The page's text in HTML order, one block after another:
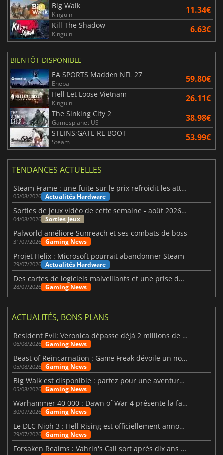
Big Walk
Kinguin 11.34€
Kill The Shadow
Kinguin 6.63€
BIENTÔT DISPONIBLE
EA SPORTS Madden NFL 27
Eneba 59.80€
Hell Let Loose Vietnam
Kinguin 26.11€
The Sinking City 2
Gamesplanet US 38.98€
STEINS;GATE RE BOOT
Steam 53.99€
TENDANCES ACTUELLES
Steam Frame : une fuite sur le prix refroidit les attentes VR
05/08/2026 Actualités Hardware
Sorties de jeux vidéo de cette semaine - août 2026 (semaine 32)
04/08/2026 Sorties Jeux
Palworld améliore Sunreach et ses combats de boss
31/07/2026 Gaming News
Projet Helix : Microsoft pourrait abandonner Steam
29/07/2026 Actualités Hardware
Des cartes de logiciels malveillants et une prise de contrôle de Discord ont touché Meccha Chameleon
28/07/2026 Gaming News
ACTUALITÉS, BONS PLANS
Resident Evil: Veronica dépasse déjà 2 millions de wishlists
06/08/2026 Gaming News
Beast of Reincarnation : Game Freak dévoile un nouveau pari
05/08/2026 Gaming News
Big Walk est disponible : partez pour une aventure entre amis
05/08/2026 Gaming News
Warhammer 40 000 : Dawn of War 4 présente la faction des Nécrons
30/07/2026 Gaming News
Le DLC Nioh 3 : Hell Rising est officiellement annoncé
29/07/2026 Gaming News
Forsaken Realms : Vahrin's Call sort après dix ans de développement